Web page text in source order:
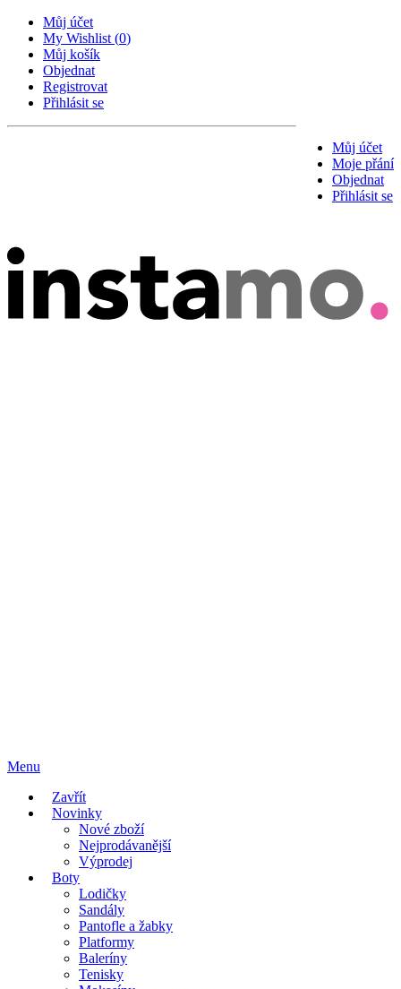
Můj účet
My Wishlist (0)
Můj košík
Objednat
Registrovat
Přihlásit se
Můj účet
Moje přání
Objednat
Přihlásit se
Menu
Zavřít
Novinky
Nové zboží
Nejprodávanější
Výprodej
Boty
Lodičky
Sandály
Pantofle a žabky
Platformy
Baleríny
Tenisky